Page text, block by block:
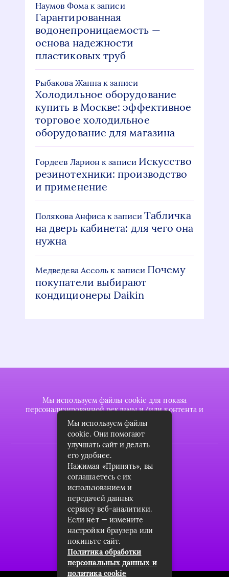
Наумов Фомак записи
Гарантированная
водонепроницаемость —
основа надежности
пластиковых труб
Рыбакова Жанна к записи
Холодильное оборудование
купить в Москве: эффективное
торговое холодильное
оборудование для магазина
Гордеев Ларион к записи Искусство
резинотехники: производство
и применение
Полякова Анфиса к записиТабличка
на дверь кабинета: для чего она
нужна
Медведева Ассоль к записи Почему
покупатели выбирают
кондиционеры Daikin
Мы используем файлы cookie для показа
персонализированной рекламы и/или контента и
анализа нашего трафика.
2022 © plasttrubkomplekt.ru
Карта сайта
Контакты
О проекте
Пользовательское соглашение
Архив
Мы используем файлы
cookie. Они помогают
улучшать сайт и делать
его удобнее.
Нажимая «Принять», вы
соглашаетесь с их
использованием и
передачей данных
сервису веб-аналитики.
Если нет — измените
настройки браузера или
покиньте сайт.
Политика обработки
персональных данных и
политика cookie